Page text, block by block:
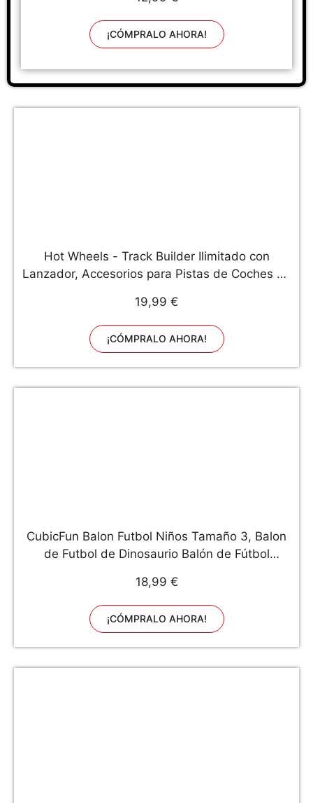
¡CÓMPRALO AHORA!
Hot Wheels - Track Builder Ilimitado con
Lanzador, Accesorios para Pistas de Coches de
19,99 €
¡CÓMPRALO AHORA!
CubicFun Balon Futbol Niños Tamaño 3, Balon
de Futbol de Dinosaurio Balón de Fútbol
4 5 6 7 años, Balon Futbol con Bomba y Bolsa
de Malla
18,99 €
¡CÓMPRALO AHORA!